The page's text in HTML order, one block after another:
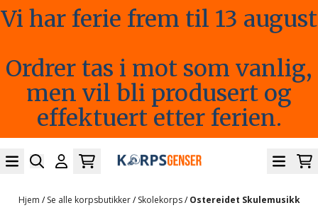
Hopp til innhold
Vi har ferie frem til 13 august
Ordrer tas i mot som vanlig,
men vil bli produsert og
effektuert etter ferien.
Hjem /Se alle korpsbutikker/Skolekorps/Ostereidet Skulemusikk